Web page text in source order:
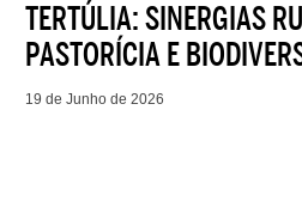
TERTÚLIA: SINERGIAS
PASTORÍCIA E
19 de Junho de 2026